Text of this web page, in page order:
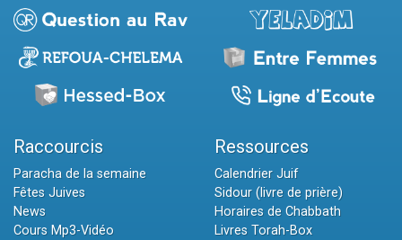
Raccourcis
Paracha de la semaine
Fêtes Juives
News
Cours Mp3-Vidéo
Ressources
Calendrier Juif
Sidour (livre de prière)
Horaires de Chabbath
Livres Torah-Box